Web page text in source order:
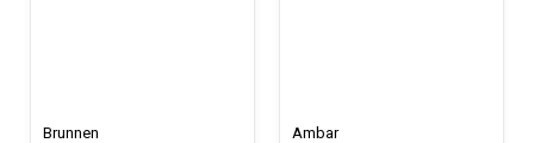
Brunnen Ambar